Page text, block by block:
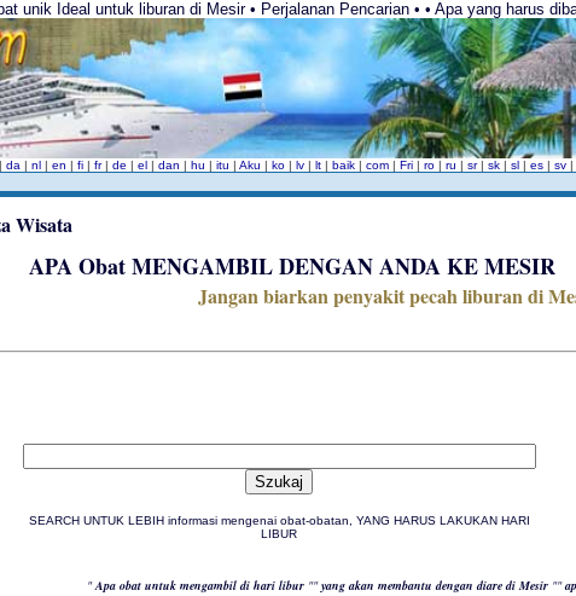
unik Ideal untuk liburan di Mesir • Perjalanan Pencarian • • Apa yang harus
| da | nl | en | fi | fr | de | el | dan | hu | itu | Aku | ko | lv | lt | baik | com | Fri | ro | ru | sr | sk | sl | es | sv |
APA Obat MENGAMBIL DENGAN ANDA KE MESIR
Jangan biarkan penyakit pecah liburan di
SEARCH UNTUK LEBIH informasi mengenai obat-obatan, YANG HARUS LAKUKAN HARI
LIBUR
"Apa obat untuk mengambil di hari libur ""yang akan membantu dengan diare di Mesir ""